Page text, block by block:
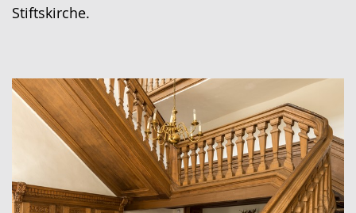
Stiftskirche.